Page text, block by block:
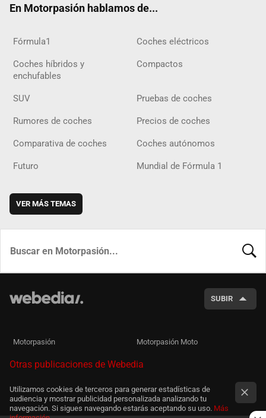
En Motorpasión hablamos de...
Fórmula1 Coches eléctricos
Coches híbridos y
enchufables
Compactos
SUV Pruebas de coches
Rumores de coches Precios de coches
Comparativa de coches Coches autónomos
Futuro Mundial de Fórmula 1
VER MÁS TEMAS
SUBIR
Motorpasión Motorpasión Moto
Otras publicaciones de Webedia
Utilizamos cookies de terceros para generar estadísticas de
audiencia y mostrar publicidad personalizada analizando tu
navegación. Si sigues navegando estarás aceptando su uso. Más